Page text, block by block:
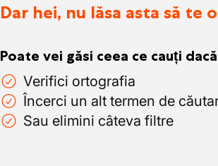
Dar hei, nu lăsa asta să te
Poate vei găsi ceea ce cauți
Verifici ortografia
Încerci un alt termen de
Sau elimini câteva filtre